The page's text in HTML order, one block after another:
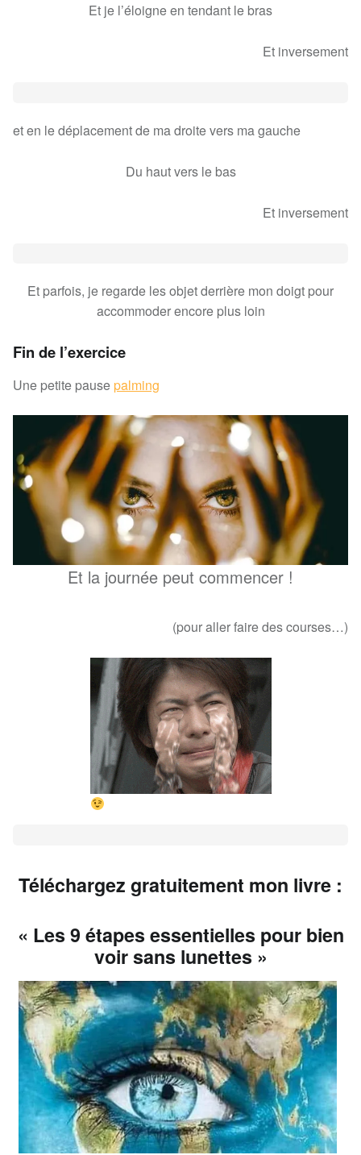
Et je l’éloigne en tendant le bras
Et inversement
et en le déplacement de ma droite vers ma gauche
Du haut vers le bas
Et inversement
Et parfois, je regarde les objet derrière mon doigt pour
accommoder encore plus loin
Fin de l’exercice
Une petite pausepalming
Et la journée peut commencer !
(pour aller faire des courses…)
Téléchargez gratuitement mon livre :
« Les 9 étapes essentielles pour bien
voir sans lunettes »